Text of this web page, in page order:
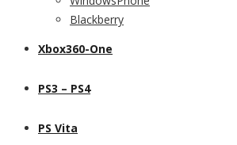
Blackberry
Xbox360-One
PS3 – PS4
PS Vita